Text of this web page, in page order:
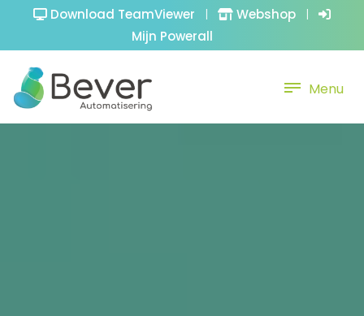
Download TeamViewer | Webshop |
Mijn Powerall
Menu